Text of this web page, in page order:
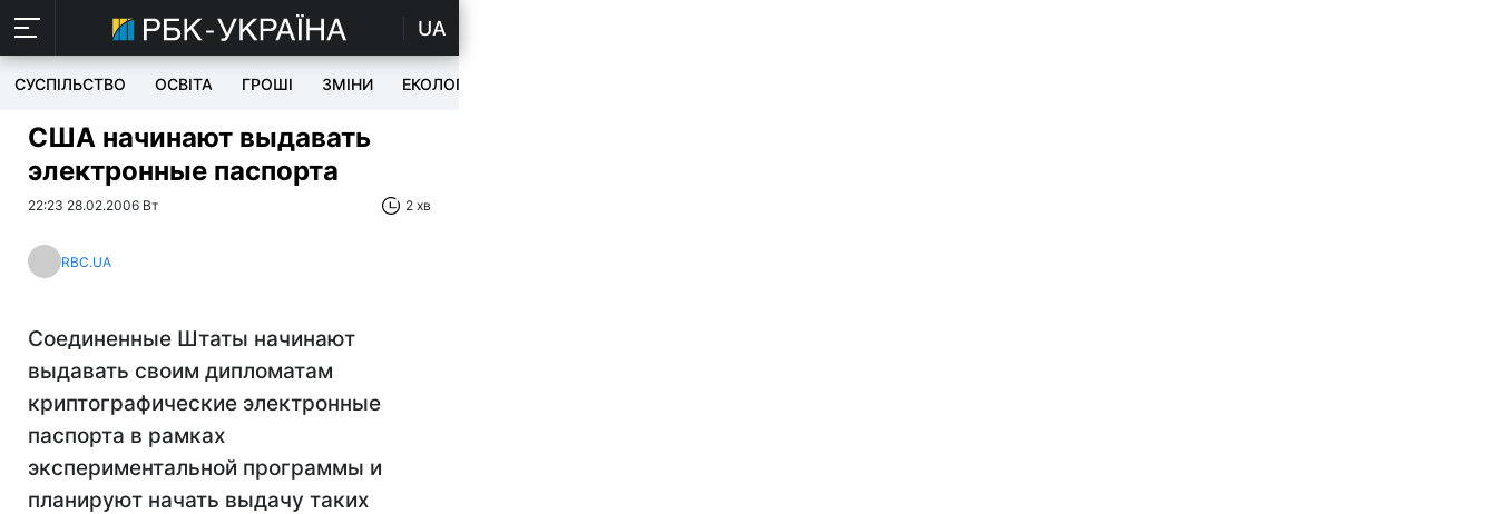
UA
СУСПІЛЬСТВО ОСВІТА ГРОШІ ЗМІНИ ЕКОЛОГІЯ
США начинают выдавать
электронные паспорта
22:23 28.02.2006 Вт 2 хв
RBC.UA
Соединенные Штаты начинают
выдавать своим дипломатам
криптографические электронные
паспорта в рамках
экспериментальной программы и
планируют начать выдачу таких